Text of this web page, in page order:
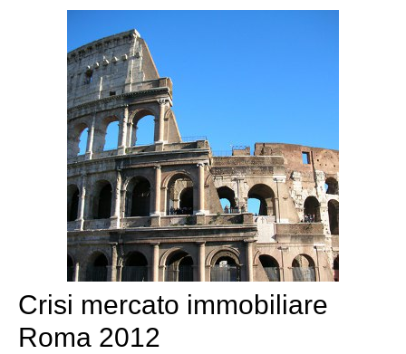
Crisi mercato immobiliare
Roma 2012